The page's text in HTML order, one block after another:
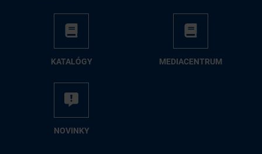
KA­TA­LÓ­GY ME­DIA­CEN­TRUM
NO­VIN­KY